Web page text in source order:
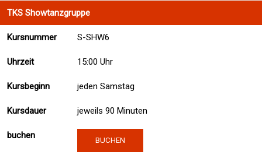
TKS Showtanzgruppe
S-SHW6
15:00 Uhr
jeden Samstag
jeweils 90 Minuten
BUCHEN